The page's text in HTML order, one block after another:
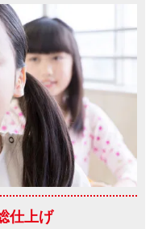
仕上げ